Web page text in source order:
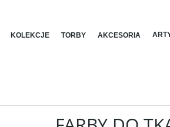
KOLEKCJE TORBY AKCESORIA